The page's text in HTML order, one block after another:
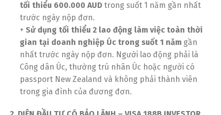
tối thiểu 600.000 AUD trong suốt 1 năm gần nhất
trước ngày nộp đơn.
+ Sử dụng tối thiểu 2 lao động làm việc toàn thời
gian tại doanh nghiệp Úc trong suốt 1 năm gần
nhất trước ngày nộp đơn. Người lao động phải là
Công dân Úc, thường trú nhân Úc hoặc người có
passport New Zealand và không phải thành viên
trong gia đình của đương đơn.